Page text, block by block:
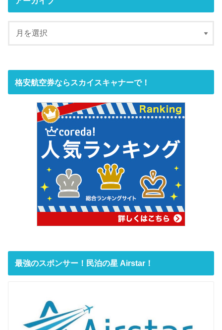
格安航空券ならスカイスキャナーで！
最強のスポンサー！民泊の星 Airstar！